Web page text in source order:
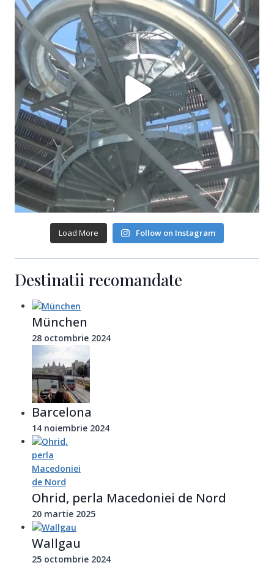
Load More Follow on Instagram
Destinatii recomandate
München
28 octombrie 2024
Barcelona
14 noiembrie 2024
Ohrid, perla Macedoniei de Nord
20 martie 2025
Wallgau
25 octombrie 2024